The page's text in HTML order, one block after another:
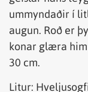
ummyndaðir í
augun. Roð er
konar glæra
30 cm.
Litur: